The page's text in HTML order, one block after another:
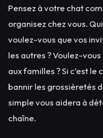
Pensez à votre chat
organisez chez vous.
voulez-vous que vos
les autres ? Voulez-
aux familles ? Si c’est
bannir les grossièretés
simple vous aidera à
chaîne.